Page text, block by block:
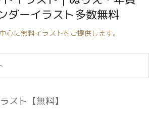

ダーイラスト多数無料
心に無料イラストをご提供します。
スト【無料】